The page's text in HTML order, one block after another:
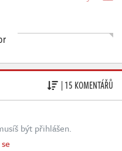
| 15 KOMENTÁŘŮ
být přihlášen.